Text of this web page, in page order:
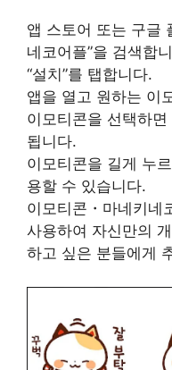
앱 스토어 또는 구글
네코어플”을 검색합
“설치”를 탭합니다.
앱을 열고 원하는 이
이모티콘을 선택하
됩니다.
이모티콘을 길게 누
용할 수 있습니다.
이모티콘・마네키네
사용하여 자신만의
하고 싶은 분들에게